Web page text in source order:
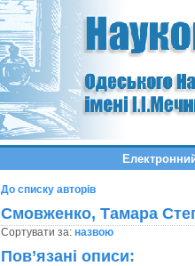
До списку авторів
Смовженко, Тамара
Сортувати за: назвою
Пов’язані описи: